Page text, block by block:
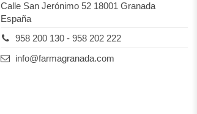
Calle San Jerónimo 52 18001 Granada
España
958 200 130 - 958 202 222
info@farmagranada.com